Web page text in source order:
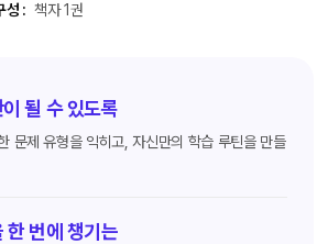
성 : 책자 1권
될 수 있도록
문제 유형을 익히고, 자신만의 학습 루틴을 만들
한 번에 챙기는